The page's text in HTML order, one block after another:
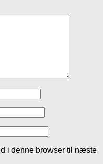
i denne browser til næste